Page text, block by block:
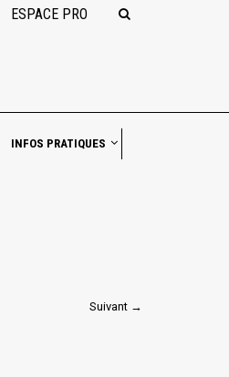
ESPACE PRO
INFOS PRATIQUES
Suivant →